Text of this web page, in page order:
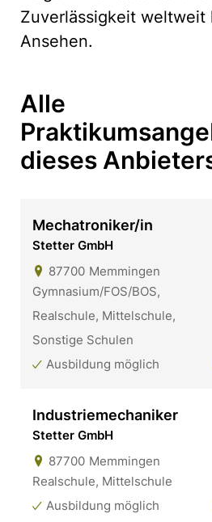
Zuverlässigkeit weltweit
Ansehen.
Alle
dieses
Mechatroniker/in
Stetter GmbH
87700 Memmingen
Gymnasium/FOS/BOS,
Realschule, Mittelschule,
Sonstige Schulen
Ausbildung möglich
Industriemechaniker
Stetter GmbH
87700 Memmingen
Realschule, Mittelschule
Ausbildung möglich